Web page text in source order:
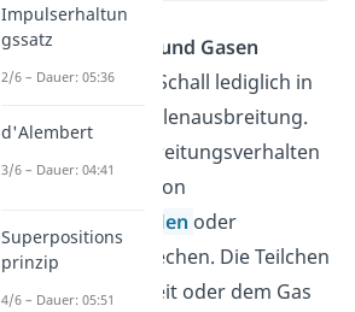
InFlüssigkeiten und Gasen
bewegt sich der Schall lediglich in
Richtung der Wellenausbreitung.
Bei diesem Ausbreitungsverhalten
kannst du auch von
Longitudinalwellen oder
Längswellen sprechen. Die Teilchen
von der Flüssigkeit oder dem Gas
Impulserhaltun
gssatz
2/6 – Dauer: 05:36
d'Alembert
3/6 – Dauer: 04:41
Superpositions
prinzip
4/6 – Dauer: 05:51